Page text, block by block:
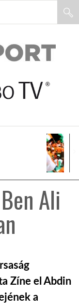
Ali
Zíne el Abdin
a